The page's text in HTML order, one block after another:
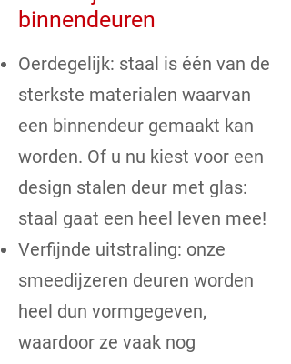
binnendeuren
Oerdegelijk: staal is één van de
sterkste materialen waarvan
een binnendeur gemaakt kan
worden. Of u nu kiest voor een
design stalen deur met glas:
staal gaat een heel leven mee!
Verfijnde uitstraling: onze
smeedijzeren deuren worden
heel dun vormgegeven,
waardoor ze vaak nog